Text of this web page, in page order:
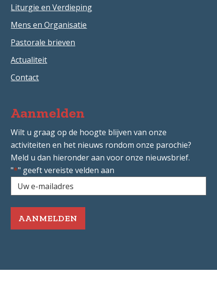
Liturgie en Verdieping
Mens en Organisatie
Pastorale brieven
Actualiteit
Contact
Aanmelden
Wilt u graag op de hoogte blijven van onze
activiteiten en het nieuws rondom onze parochie?
Meld u dan hieronder aan voor onze nieuwsbrief.
"*" geeft vereiste velden aan
Uw
e-
mailadres
Vereist